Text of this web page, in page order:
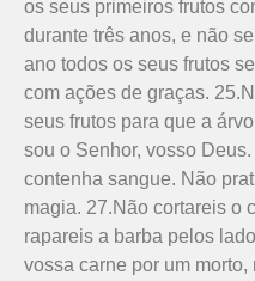
os seus primeiros frutos
durante três anos, e não
ano todos os seus frutos
com ações de graças.
seus frutos para que a
sou o Senhor, vosso
contenha sangue. Não
magia. 27.Não cortareis o
rapareis a barba pelos
vossa carne por um